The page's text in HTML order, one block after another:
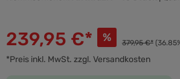
239,95 €* % 379,95 €*
*Preis inkl. MwSt. zzgl. Versandkosten